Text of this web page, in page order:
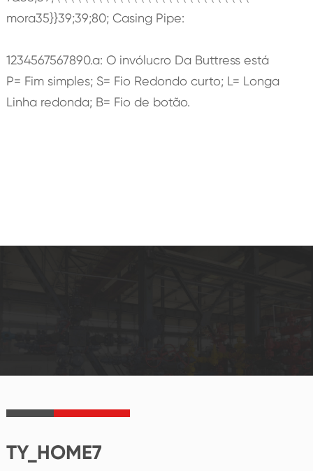
mora35}}39;39;80; Casing Pipe:
1234567567890.a: O invólucro Da Buttress está
P= Fim simples; S= Fio Redondo curto; L= Longa
Linha redonda; B= Fio de botão.
TY_HOME7